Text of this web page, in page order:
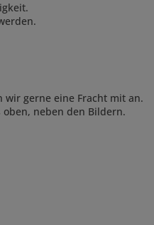
wir gerne eine Fracht mit an.
oben, neben den Bildern.